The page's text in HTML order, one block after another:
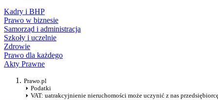
Kadry i BHP
Prawo w biznesie
Samorząd i administracja
Szkoły i uczelnie
Zdrowie
Prawo dla każdego
Akty Prawne
Prawo.pl
Podatki
VAT: uatrakcyjnienie nieruchomości może uczynić z nas